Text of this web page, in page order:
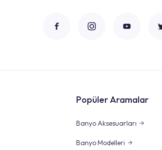
Popüler Aramalar
Banyo Aksesuarları
Banyo Modelleri